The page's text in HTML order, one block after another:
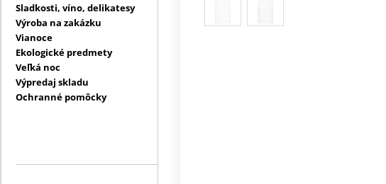
Sladkosti, víno, delikatesy
Výroba na zakázku
Vianoce
Ekologické predmety
Veľká noc
Výpredaj skladu
Ochranné pomôcky